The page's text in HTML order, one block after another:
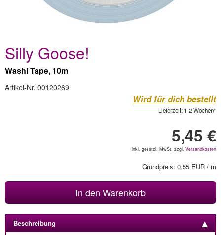
Silly Goose!
Washi Tape, 10m
Artikel-Nr. 00120269
Wird für dich bestellt
Lieferzeit: 1-2 Wochen*
5,45 €
inkl. gesetzl. MwSt, zzgl. Versandkosten
Grundpreis: 0,55 EUR / m
In den Warenkorb
Beschreibung